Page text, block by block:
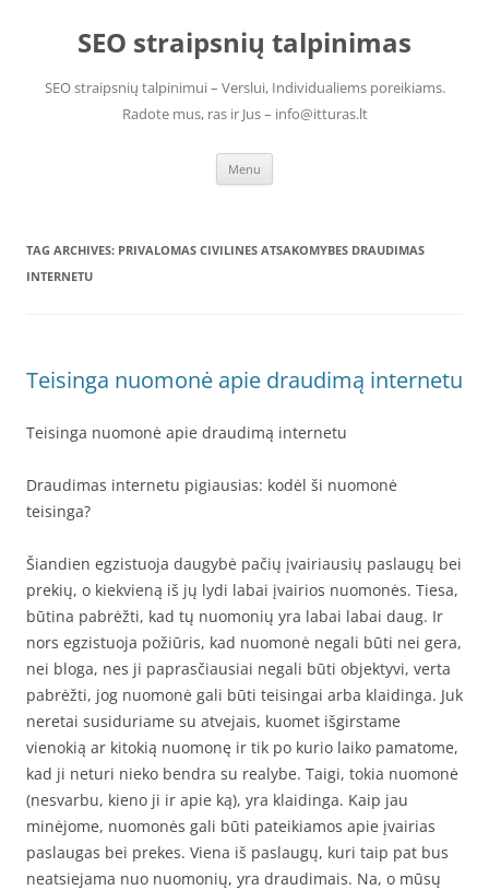
contentSEO straipsnių talpinimas
SEO straipsnių talpinimui – Verslui, Individualiems poreikiams.
Radote mus, ras ir Jus – info@itturas.lt
Menu
TAG ARCHIVES: PRIVALOMAS CIVILINES ATSAKOMYBES DRAUDIMAS
INTERNETU
Teisinga nuomonė apie draudimą internetu
Teisinga nuomonė apie draudimą internetu
Draudimas internetu pigiausias: kodėl ši nuomonė
teisinga?
Šiandien egzistuoja daugybė pačių įvairiausių paslaugų bei
prekių, o kiekvieną iš jų lydi labai įvairios nuomonės. Tiesa,
būtina pabrėžti, kad tų nuomonių yra labai labai daug. Ir
nors egzistuoja požiūris, kad nuomonė negali būti nei gera,
nei bloga, nes ji paprasčiausiai negali būti objektyvi, verta
pabrėžti, jog nuomonė gali būti teisingai arba klaidinga. Juk
neretai susiduriame su atvejais, kuomet išgirstame
vienokią ar kitokią nuomonę ir tik po kurio laiko pamatome,
kad ji neturi nieko bendra su realybe. Taigi, tokia nuomonė
(nesvarbu, kieno ji ir apie ką), yra klaidinga. Kaip jau
minėjome, nuomonės gali būti pateikiamos apie įvairias
paslaugas bei prekes. Viena iš paslaugų, kuri taip pat bus
neatsiejama nuo nuomonių, yra draudimais. Na, o mūsų